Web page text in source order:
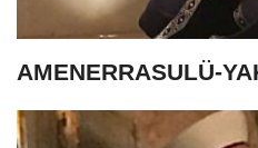
AMENERRASULÜ-